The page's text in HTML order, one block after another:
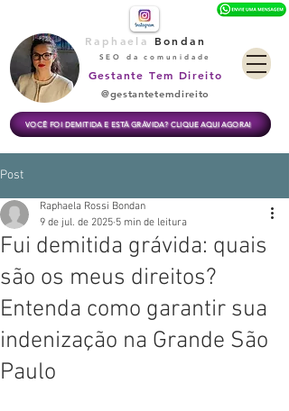
VOCÊ FOI DEMITIDA E ESTÁ GRÁVIDA? CLIQUE AQUI AGORA!
Raphaela Bondan
SEO da comunidade
Gestante Tem Direito
@gestantetemdireito
Post
Fui demitida grávida: quais
são os meus direitos?
Entenda como garantir sua
indenização na Grande São
Paulo
Raphaela Rossi Bondan
9 de jul. de 2025 5 min de leitura